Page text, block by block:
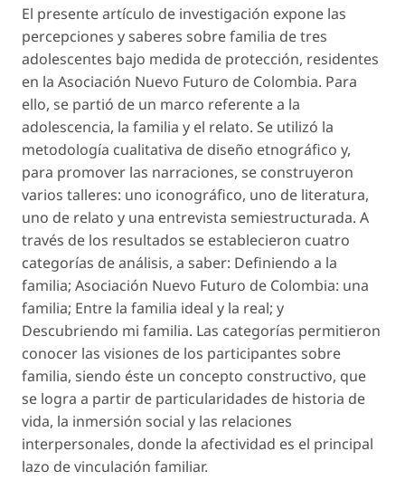
El presente artículo de investigación expone las
percepciones y saberes sobre familia de tres
adolescentes bajo medida de protección, residentes
en la Asociación Nuevo Futuro de Colombia. Para
ello, se partió de un marco referente a la
adolescencia, la familia y el relato. Se utilizó la
metodología cualitativa de diseño etnográfico y,
para promover las narraciones, se construyeron
varios talleres: uno iconográfico, uno de literatura,
uno de relato y una entrevista semiestructurada. A
través de los resultados se establecieron cuatro
categorías de análisis, a saber: Definiendo a la
familia; Asociación Nuevo Futuro de Colombia: una
familia; Entre la familia ideal y la real; y
Descubriendo mi familia. Las categorías permitieron
conocer las visiones de los participantes sobre
familia, siendo éste un concepto constructivo, que
se logra a partir de particularidades de historia de
vida, la inmersión social y las relaciones
interpersonales, donde la afectividad es el principal
lazo de vinculación familiar.